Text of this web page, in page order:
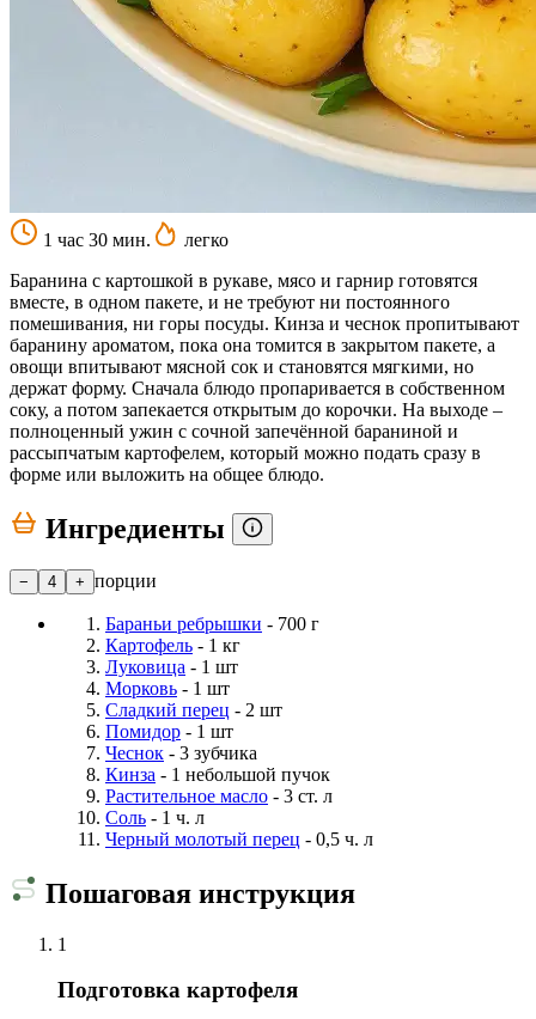
1 час 30 мин.
легко
Баранина с картошкой в рукаве, мясо и гарнир готовятся
вместе, в одном пакете, и не требуют ни постоянного
помешивания, ни горы посуды. Кинза и чеснок пропитывают
баранину ароматом, пока она томится в закрытом пакете, а
овощи впитывают мясной сок и становятся мягкими, но
держат форму. Сначала блюдо пропаривается в собственном
соку, а потом запекается открытым до корочки. На выходе –
полноценный ужин с сочной запечённой бараниной и
рассыпчатым картофелем, который можно подать сразу в
форме или выложить на общее блюдо.
Ингредиенты
− 4 + порции
Бараньи ребрышки - 700 г
Картофель - 1 кг
Луковица - 1 шт
Морковь - 1 шт
Сладкий перец - 2 шт
Помидор - 1 шт
Чеснок - 3 зубчика
Кинза - 1 небольшой пучок
Растительное масло - 3 ст. л
Соль - 1 ч. л
Черный молотый перец - 0,5 ч. л
Пошаговая инструкция
1
Подготовка картофеля